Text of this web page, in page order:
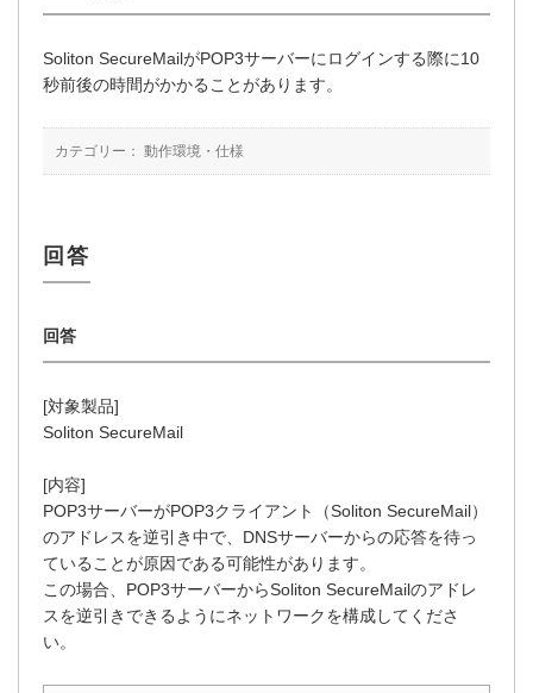
Soliton SecureMailがPOP3サーバーにログインする際に10
秒前後の時間がかかることがあります。
カテゴリー： 動作環境・仕様
[対象製品]
Soliton SecureMail
[内容]
POP3サーバーがPOP3クライアント（Soliton SecureMail）
のアドレスを逆引き中で、DNSサーバーからの応答を待っ
ていることが原因である可能性があります。
この場合、POP3サーバーからSoliton SecureMailのアドレ
スを逆引きできるようにネットワークを構成してくださ
い。